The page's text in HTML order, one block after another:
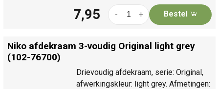
7,95 +
- Bestel
Niko afdekraam 3-voudig Original light grey
(102-76700)
Drievoudig afdekraam, serie: Original,
afwerkingskleur: light grey. Afmetingen: